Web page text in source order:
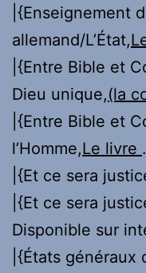
|{Enseignement
allemand/L’État,
|{Entre Bible et
Dieu unique,(la
|{Entre Bible et
l’Homme,Le livre
|{Et ce sera
|{Et ce sera
Disponible sur
|{États